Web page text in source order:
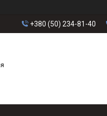
+380 (50) 234-81-40